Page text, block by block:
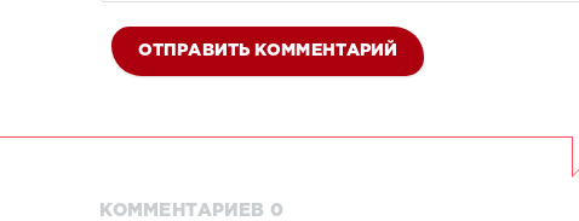
ОТПРАВИТЬ КОММЕНТАРИЙ
КОММЕНТАРИЕВ 0